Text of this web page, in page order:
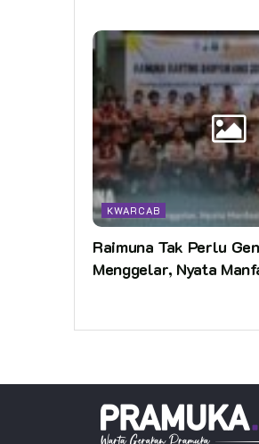
KWARCAB
Raimuna Tak Perlu
Menggelar, Nyata